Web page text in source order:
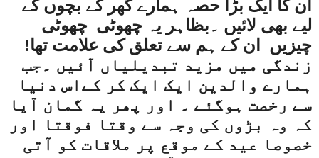
ان کا ایک بڑا حصہ ہمارے گھر کے بچوں کے
لیے بھی لائیں ۔بظاہر یہ چھوٹی چھوٹی
چیزیں
ان کے ہم سے تعلق کی علامت تھا!
زندگی میں مزید تبدیلیاں آئیں ۔جب
ہمارے والدین ایک ایک کر کےاس دنیا
سے رخصت ہوگئے ۔ اور پھر یہ گمان آیا
کہ وہ بڑوں کی وجہ سے وقتا فوقتا اور
خصوصا عید کے موقع پر ملاقات کو آتی